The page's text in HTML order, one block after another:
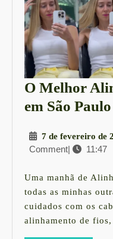
O Melhor
em São Paulo
7 de fevereiro de
Comment| 11:47
Uma manhã de
todas as minhas
cuidados com os
alinhamento de fios,